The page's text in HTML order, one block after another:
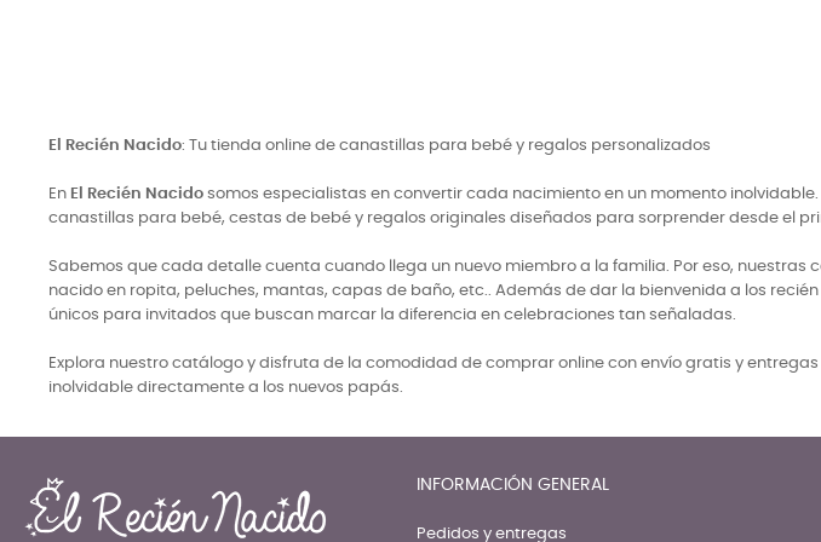
El Recién Nacido: Tu tienda online de canastillas para bebé y regalos personalizados
En El Recién Nacido somos especialistas en convertir cada nacimiento en un momento
canastillas para bebé, cestas de bebé y regalos originales diseñados para sorprender desde el
Sabemos que cada detalle cuenta cuando llega un nuevo miembro a la familia. Por eso,
nacido en ropita, peluches, mantas, capas de baño, etc.. Además de dar la bienvenida a los
únicos para invitados que buscan marcar la diferencia en celebraciones tan señaladas.
Explora nuestro catálogo y disfruta de la comodidad de comprar online con envío gratis y
inolvidable directamente a los nuevos papás.
INFORMACIÓN GENERAL
Pedidos y entregas